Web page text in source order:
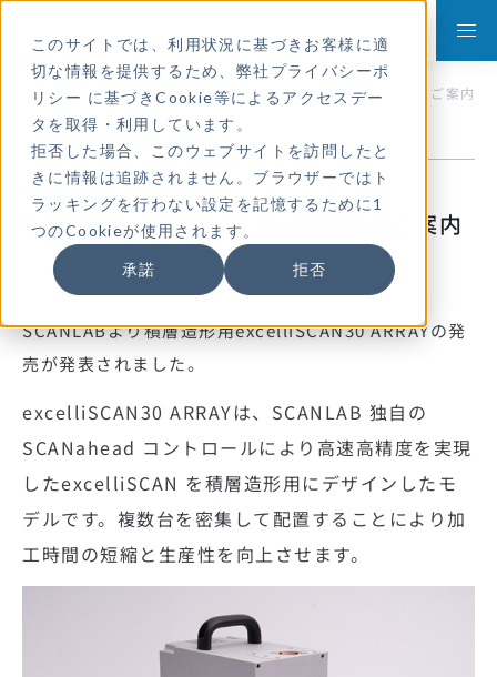
このサイトでは、利用状況に基づきお客様に適
切な情報を提供するため、弊社 プライバシーポ
リシー に基づきCookie等によるアクセスデー
タを取得・利用しています。
拒否した場合、このウェブサイトを訪問したと
きに情報は追跡されません。ブラウザーではト
ラッキングを行わない設定を記憶するために1
つのCookieが使用されます。
承諾 拒否
本
TOP ニュース 新製品 excelliSCAN30 ARRAYのご案内
2025.03.31
新製品 excelliSCAN30 ARRAYのご案内
お知らせ 製品情報
SCANLABより積層造形用excelliSCAN30 ARRAYの発
売が発表されました。
excelliSCAN30 ARRAYは、SCANLAB 独自の
SCANahead コントロールにより高速高精度を実現
したexcelliSCAN を積層造形用にデザインしたモ
デルです。複数台を密集して配置することにより加
工時間の短縮と生産性を向上させます。